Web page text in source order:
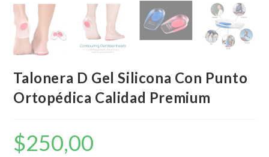
Talonera D Gel Silicona Con Punto
Ortopédica Calidad Premium
$250,00